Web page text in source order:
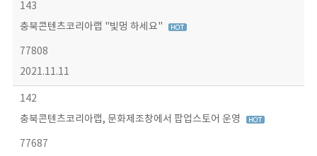
143
충북콘텐츠코리아랩 "빛멍 하세요"
77808
2021.11.11
142
충북콘텐츠코리아랩, 문화제조창에서 팝업스토어 운영
77687